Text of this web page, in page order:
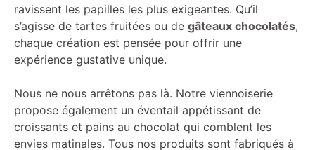
ravissent les papilles les plus exigeantes. Qu’il
s’agisse de tartes fruitées ou de gâteaux chocolatés,
chaque création est pensée pour offrir une
expérience gustative unique.
Nous ne nous arrêtons pas là. Notre viennoiserie
propose également un éventail appétissant de
croissants et pains au chocolat qui comblent les
envies matinales. Tous nos produits sont fabriqués à